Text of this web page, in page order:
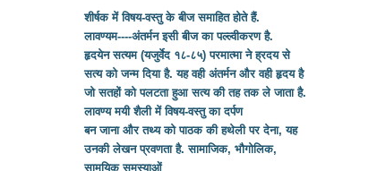
शीर्षक में विषय-वस्तु के बीज समाहित होते हैं.
लावण्यम----अंतर्मन इसी बीज का पल्ल्वीकरण है.
हृदयेन सत्यम (यजुर्वेद १८-८५) परमात्मा ने ह्रदय से
सत्य को जन्म दिया है. यह वही अंतर्मन और वही हृदय है
जो सतहों को पलटता हुआ सत्य की तह तक ले जाता है.
लावण्य मयी शैली में विषय-वस्तु का दर्पण
बन जाना और तथ्य को पाठक की हथेली पर देना, यह
उनकी लेखन प्रवणता है. सामाजिक, भौगोलिक,
सामयिक समस्याओं